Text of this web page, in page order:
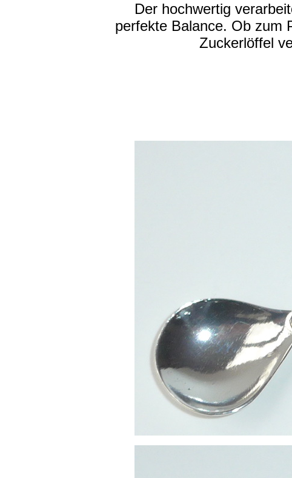
Der hochwertig
perfekte Balance. Ob zum
Zuckerlöffel